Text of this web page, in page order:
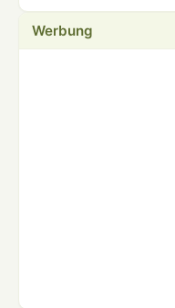
Werbung